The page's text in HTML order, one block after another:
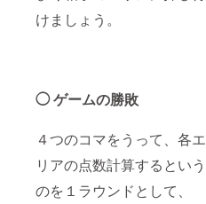
けましょう。
◯ ゲームの勝敗
４つのコマをうって、各エ
リアの点数計算するという
のを１ラウンドとして、